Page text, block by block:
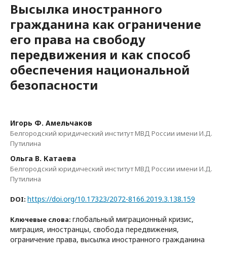
Высылка иностранного
гражданина как ограничение
его права на свободу
передвижения и как способ
обеспечения национальной
безопасности
Игорь Ф. Амельчаков
Белгородский юридический институт МВД России имени И.Д.
Путилина
Ольга В. Катаева
Белгородский юридический институт МВД России имени И.Д.
Путилина
DOI: https://doi.org/10.17323/2072-8166.2019.3.138.159
Ключевые слова: глобальный миграционный кризис,
миграция, иностранцы, свобода передвижения,
ограничение права, высылка иностранного гражданина